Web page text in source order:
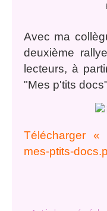
Avec ma
deuxième
lecteurs, à
"Mes p'tits
Télécharger «
mes-ptits-